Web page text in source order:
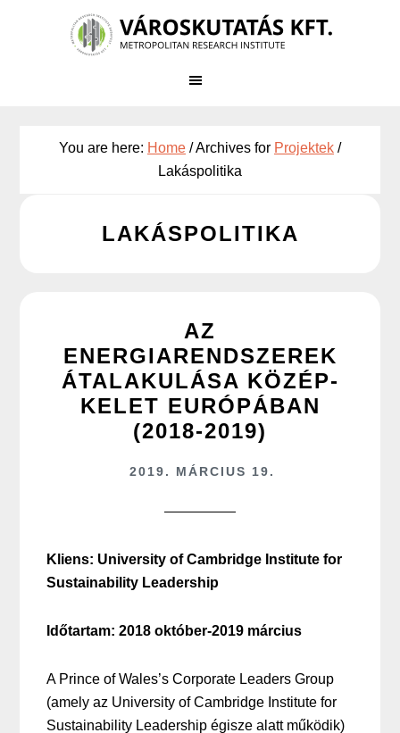
You are here: Home /Archives for Projektek /
Lakáspolitika
LAKÁSPOLITIKA
AZ
ENERGIARENDSZEREK
ÁTALAKULÁSA KÖZÉP-
KELET EURÓPÁBAN
(2018-2019)
2019. MÁRCIUS 19.
Kliens: University of Cambridge Institute for
Sustainability Leadership
Időtartam: 2018 október-2019 március
A Prince of Wales’s Corporate Leaders Group
(amely az University of Cambridge Institute for
Sustainability Leadership égisze alatt működik)